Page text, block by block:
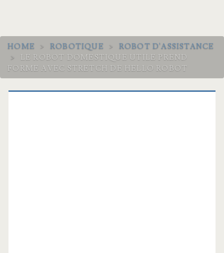
HOME > ROBOTIQUE >
ROBOT D'ASSISTANCE
>
LE ROBOT DOMESTIQUE UTILE PREND
FORME AVEC STRETCH DE HELLO ROBOT